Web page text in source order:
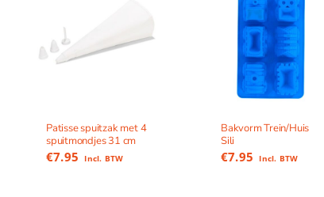
Patisse spuitzak met 4
spuitmondjes 31 cm
€7.95 Incl. BTW
Bakvorm Trein/Huis
Sili
€7.95 Incl. BTW